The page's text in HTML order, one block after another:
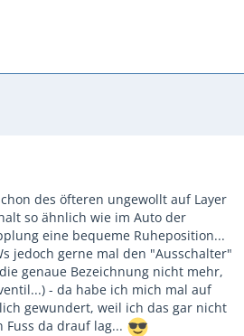
des öfteren ungewollt auf Layer
so ähnlich wie im Auto der
eine bequeme Ruheposition...
jedoch gerne mal den "Ausschalter"
genaue Bezeichnung nicht mehr,
- da habe ich mich mal auf
gewundert, weil ich das gar nicht
Fuss da drauf lag...